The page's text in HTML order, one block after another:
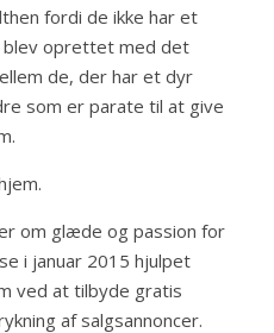
fordi de ikke har et
blev oprettet med det
de, der har et dyr
som er parate til at give
om glæde og passion for
i januar 2015 hjulpet
ved at tilbyde gratis
af salgsannoncer.